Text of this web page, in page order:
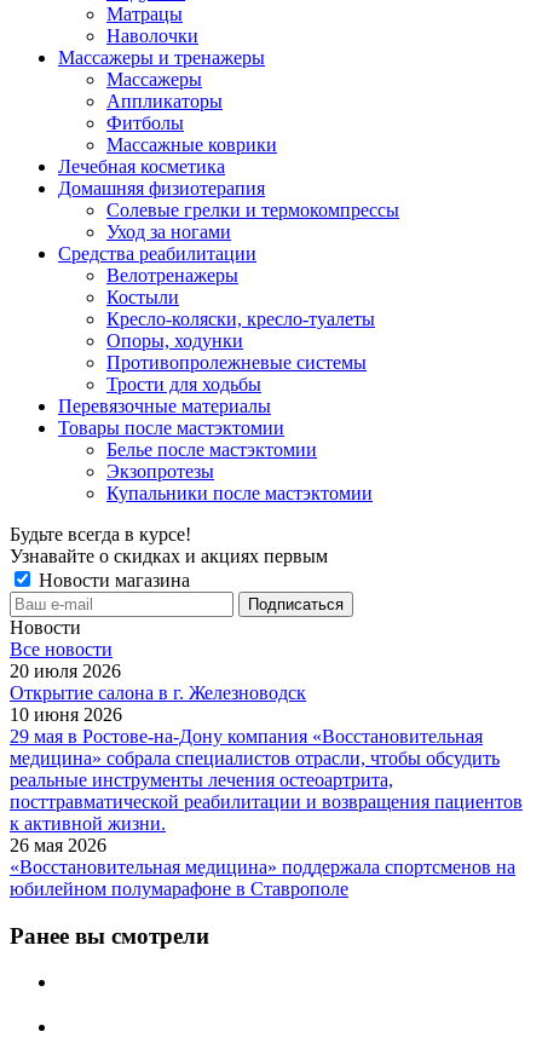
Матрацы
Наволочки
Массажеры и тренажеры
Массажеры
Аппликаторы
Фитболы
Массажные коврики
Лечебная косметика
Домашняя физиотерапия
Солевые грелки и термокомпрессы
Уход за ногами
Средства реабилитации
Велотренажеры
Костыли
Кресло-коляски, кресло-туалеты
Опоры, ходунки
Противопролежневые системы
Трости для ходьбы
Перевязочные материалы
Товары после мастэктомии
Белье после мастэктомии
Экзопротезы
Купальники после мастэктомии
Будьте всегда в курсе!
Узнавайте о скидках и акциях первым
Новости магазина
Новости
Все новости
20 июля 2026
Открытие салона в г. Железноводск
10 июня 2026
29 мая в Ростове-на-Дону компания «Восстановительная
медицина» собрала специалистов отрасли, чтобы обсудить
реальные инструменты лечения остеоартрита,
посттравматической реабилитации и возвращения пациентов
к активной жизни.
26 мая 2026
«Восстановительная медицина» поддержала спортсменов на
юбилейном полумарафоне в Ставрополе
Ранее вы смотрели